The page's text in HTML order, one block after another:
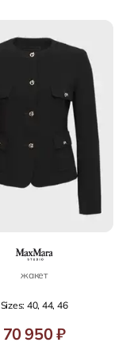
жакет
Sizes: 40, 44, 46
70 950 ₽